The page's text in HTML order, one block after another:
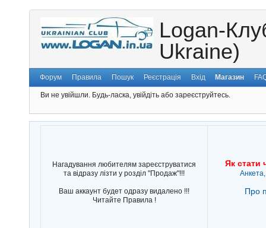
Logan-
Ukraine)
Форум Правила Пошук Реєстрація Вхід Магазин
Ви не увійшли. Будь-ласка, увійдіть або зареєструйтесь.
Нагадування любителям зареєструватися
та відразу лізти у розділ "Продаж"!!!
Ваш аккаунт будет одразу видалено !!!
Читайте Правила !
Як стати
Про